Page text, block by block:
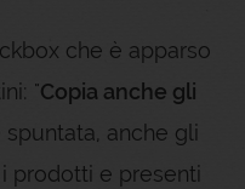
che è apparso
"Copia anche gli
anche gli
prodotti e presenti